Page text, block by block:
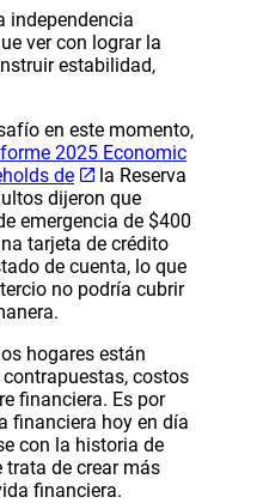
independencia
ver con lograr la
estabilidad,
en este momento,
2025 Economic
de
la Reserva
dijeron que
emergencia de $400
tarjeta de crédito
de cuenta, lo que
no podría cubrir
hogares están
costos
financiera. Es por
financiera hoy en día
con la historia de
trata de crear más
financiera.